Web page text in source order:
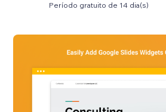
Período gratuito de 14 dia(s)